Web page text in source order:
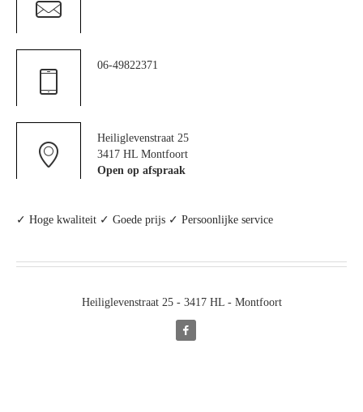
06-49822371
Heiliglevenstraat 25
3417 HL Montfoort
Open op afspraak
✓ Hoge kwaliteit ✓ Goede prijs ✓ Persoonlijke service
Heiliglevenstraat 25 - 3417 HL - Montfoort